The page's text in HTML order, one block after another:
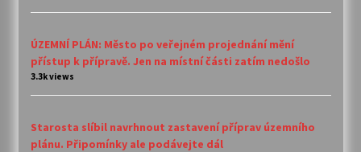
ÚZEMNÍ PLÁN: Město po veřejném projednání mění
přístup k přípravě. Jen na místní části zatím nedošlo
3.3k views
Starosta slíbil navrhnout zastavení příprav územního
plánu. Připomínky ale podávejte dál